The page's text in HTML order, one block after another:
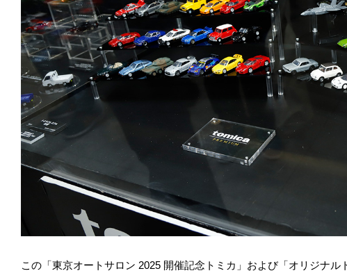
この「東京オートサロン 2025 開催記念トミカ」および「オリジナ